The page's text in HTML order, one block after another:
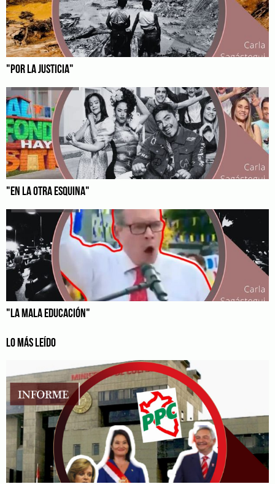
"POR LA JUSTICIA"
"EN LA OTRA ESQUINA"
"LA MALA EDUCACIÓN"
LO MÁS LEÍDO